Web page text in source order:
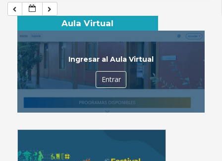
Aula Virtual
Ingresar al Aula Virtual
Entrar